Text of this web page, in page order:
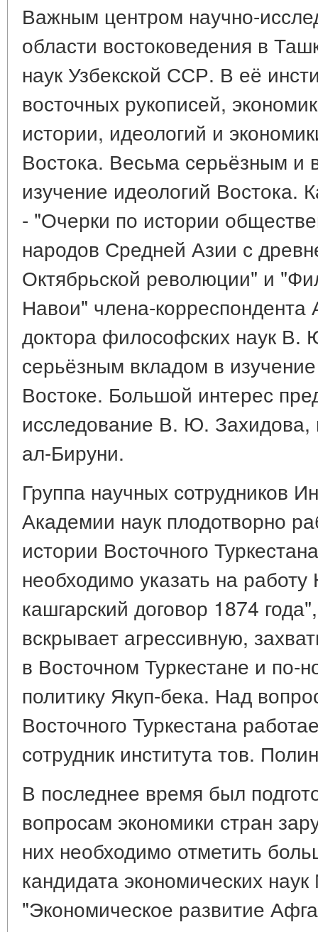
Важным центром научно-
области востоковедения в
наук Узбекской ССР. В её
восточных рукописей,
истории, идеологий и
Востока. Весьма серьёзным и
изучение идеологий Востока.
- "Очерки по истории
народов Средней Азии с
Октябрьской революции" и
Навои" члена-
доктора философских наук В.
серьёзным вкладом в
Востоке. Большой интерес
исследование В. Ю. Захидова,
ал-Бируни.
Группа научных сотрудников
Академии наук плодотворно
истории Восточного
необходимо указать на
кашгарский договор 1874
вскрывает агрессивную,
в Восточном Туркестане и
политику Якуп-бека. Над
Восточного Туркестана
сотрудник института тов.
В последнее время был
вопросам экономики стран
них необходимо отметить
кандидата экономических
"Экономическое развитие